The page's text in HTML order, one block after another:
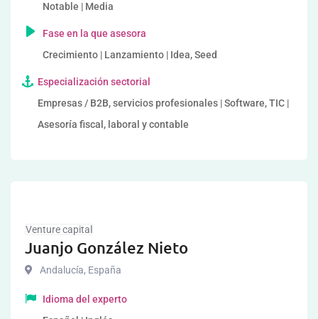
Notable | Media
Fase en la que asesora
Crecimiento | Lanzamiento | Idea, Seed
Especialización sectorial
Empresas / B2B, servicios profesionales | Software, TIC |
Asesoría fiscal, laboral y contable
Venture capital
Juanjo González Nieto
Andalucía, España
Idioma del experto